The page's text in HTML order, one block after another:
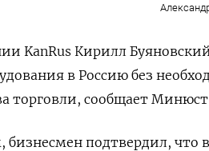
KanRus Кирилл
в Россию без
торговли, сообщает
подтвердил, что